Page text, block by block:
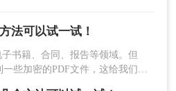
工具。
法可以试一试！
书籍、合同、报告等领域。但
些加密的PDF文件，这给我们的